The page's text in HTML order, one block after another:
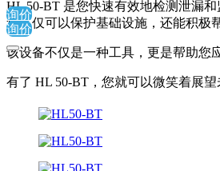
询价
询价
HL 50-BT 是您快速有效地检测泄漏
您不仅可以保护基础设施，还能积极
该设备不仅是一种工具，更是帮助您
有了 HL 50-BT，您就可以微笑着展